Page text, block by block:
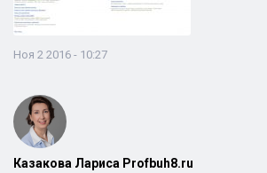
Ноя 2 2016 - 10:27
Казакова Лариса Profbuh8.ru